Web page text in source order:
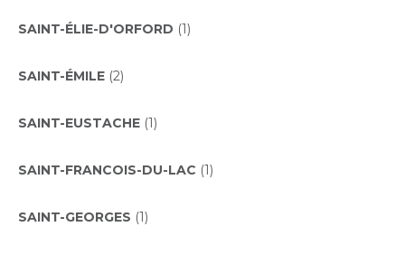
SAINT-ÉLIE-D'ORFORD (1)
SAINT-ÉMILE (2)
SAINT-EUSTACHE (1)
SAINT-FRANCOIS-DU-LAC (1)
SAINT-GEORGES (1)